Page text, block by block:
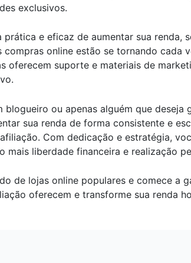
exclusivos.
e eficaz de aumentar sua
online estão se tornando
oferecem suporte e materiais de
ou apenas alguém que
sua renda de forma consistente e
Com dedicação e estratégia,
mais liberdade financeira e realização
de lojas online populares e comece
oferecem e transforme sua renda